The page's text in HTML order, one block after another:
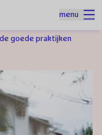
menu
goede praktijken